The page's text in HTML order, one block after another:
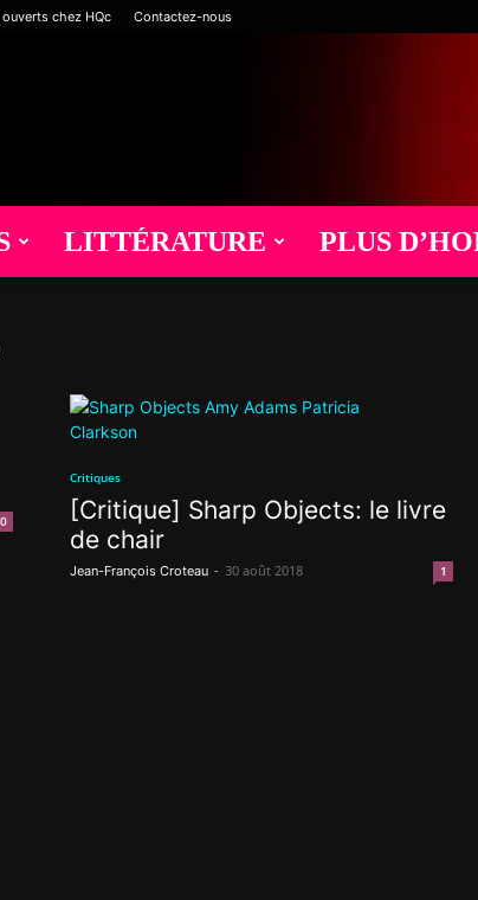
chez HQc Contactez-nous
LITTÉRATURE PLUS
0
Critiques
[Critique] Sharp Objects: le livre
de chair
Jean-François Croteau - 30 août 2018 1